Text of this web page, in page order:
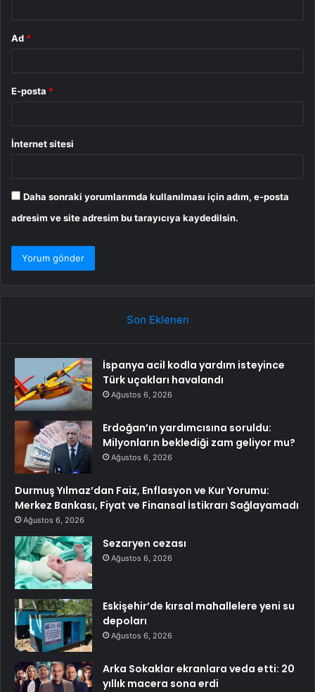
Ad *
E-posta *
İnternet sitesi
Daha sonraki yorumlarımda kullanılması için adım, e-posta
adresim ve site adresim bu tarayıcıya kaydedilsin.
Son Eklenen
İspanya acil kodla yardım isteyince
Türk uçakları havalandı
Ağustos 6, 2026
Erdoğan’ın yardımcısına soruldu:
Milyonların beklediği zam geliyor mu?
Ağustos 6, 2026
Durmuş Yılmaz’dan Faiz, Enflasyon ve Kur Yorumu:
Merkez Bankası, Fiyat ve Finansal İstikrarı Sağlayamadı
Ağustos 6, 2026
Sezaryen cezası
Ağustos 6, 2026
Eskişehir’de kırsal mahallelere yeni su
depoları
Ağustos 6, 2026
Arka Sokaklar ekranlara veda etti: 20
yıllık macera sona erdi